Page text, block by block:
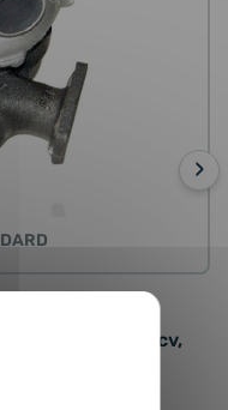
›
- 2.2 HDI 128cv,